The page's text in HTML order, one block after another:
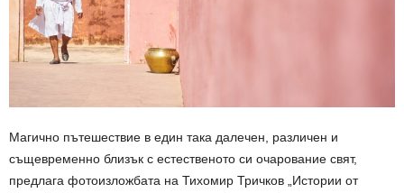
Магично пътешествие в един така далечен, различен и
същевременно близък с естественото си очарование свят,
предлага фотоизложбата на Тихомир Тричков „Истории от